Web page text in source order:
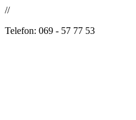
//
Telefon: 069 - 57 77 53